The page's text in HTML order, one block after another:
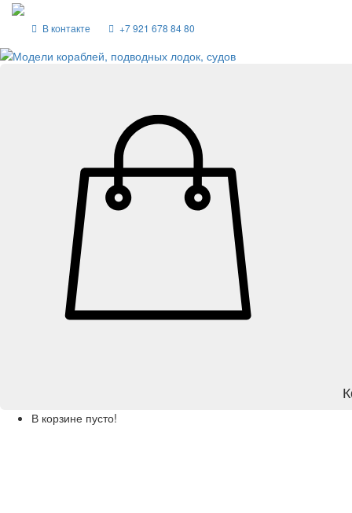
В контакте +7 921 678 84 80
В корзине пусто!